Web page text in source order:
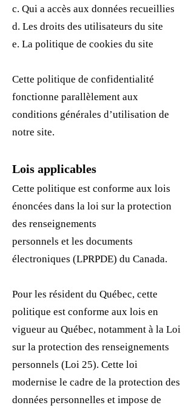
c. Qui a accès aux données recueillies
d. Les droits des utilisateurs du site
e. La politique de cookies du site
Cette politique de confidentialité
fonctionne parallèlement aux
conditions générales d’utilisation de
notre site.
Lois applicables
Cette politique est conforme aux lois
énoncées dans la loi sur la protection
des renseignements
personnels et les documents
électroniques (LPRPDE) du Canada.
Pour les résident du Québec, cette
politique est conforme aux lois en
vigueur au Québec, notamment à la Loi
sur la protection des renseignements
personnels (Loi 25). Cette loi
modernise le cadre de la protection des
données personnelles et impose de